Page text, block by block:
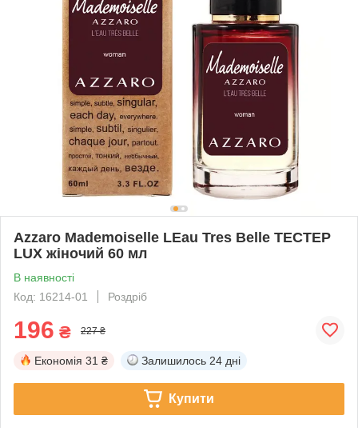
Azzaro Mademoiselle LEau Tres Belle ТЕСТЕР
LUX жіночий 60 мл
В наявності
Код: 16214-01
Роздріб
196 ₴ 227 ₴
Економія 31 ₴ Залишилось 24 дні
Купити